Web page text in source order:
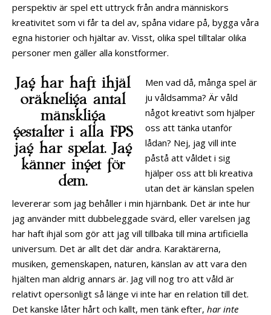
perspektiv är spel ett uttryck från andra människors
kreativitet som vi får ta del av, spåna vidare på, bygga våra
egna historier och hjältar av. Visst, olika spel tilltalar olika
personer men gäller alla konstformer.
Jag har haft ihjäl
oräkneliga antal
mänskliga
gestalter i alla FPS
jag har spelat. Jag
känner inget för
dem.
Men vad då, många spel är
ju våldsamma? Är våld
något kreativt som hjälper
oss att tänka utanför
lådan? Nej, jag vill inte
påstå att våldet i sig
hjälper oss att bli kreativa
utan det är känslan spelen
levererar som jag behåller i min hjärnbank. Det är inte hur
jag använder mitt dubbeleggade svärd, eller varelsen jag
har haft ihjäl som gör att jag vill tillbaka till mina artificiella
universum. Det är allt det där andra. Karaktärerna,
musiken, gemenskapen, naturen, känslan av att vara den
hjälten man aldrig annars är. Jag vill nog tro att våld är
relativt opersonligt så länge vi inte har en relation till det.
Det kanske låter hårt och kallt, men tänk efter, har inte